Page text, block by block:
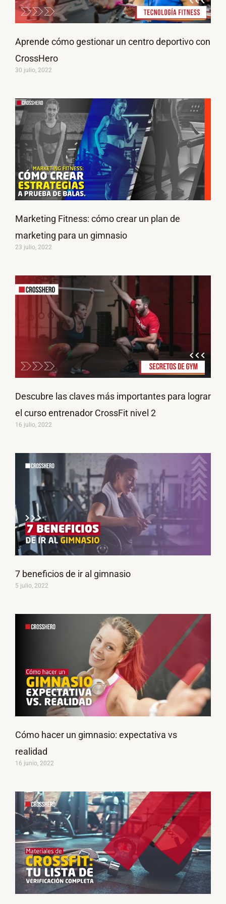
Aprende cómo gestionar un centro deportivo con
CrossHero
30 julio, 2022
Marketing Fitness: cómo crear un plan de
marketing para un gimnasio
23 julio, 2022
Descubre las claves más importantes para lograr
el curso entrenador CrossFit nivel 2
16 julio, 2022
7 beneficios de ir al gimnasio
5 julio, 2022
Cómo hacer un gimnasio: expectativa vs
realidad
16 junio, 2022